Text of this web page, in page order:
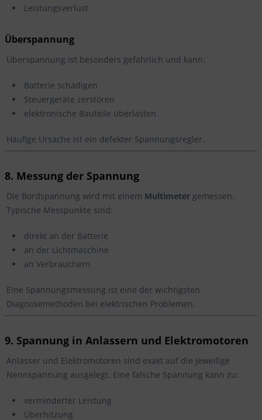
Leistungsverlust
Überspannung
Überspannung ist besonders gefährlich und kann:
Batterie schädigen
Steuergeräte zerstören
elektronische Bauteile überlasten
Häufige Ursache ist ein defekter Spannungsregler.
8. Messung der Spannung
Die Bordspannung wird mit einem Multimeter gemessen.
Typische Messpunkte sind:
direkt an der Batterie
an der Lichtmaschine
an Verbrauchern
Eine Spannungsmessung ist eine der wichtigsten
Diagnosemethoden bei elektrischen Problemen.
9. Spannung in Anlassern und Elektromotoren
Anlasser und Elektromotoren sind exakt auf die jeweilige
Nennspannung ausgelegt. Eine falsche Spannung kann zu:
verminderter Leistung
Überhitzung